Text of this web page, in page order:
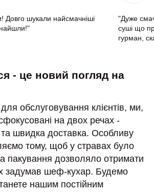
Довго шукали найсмачніші
"Дуже
суші що
гурман,
- це новий погляд на
обслуговування клієнтів, ми,
на двох речах -
та швидка доставка. Особливу
тому, щоб у стравах було
пакування дозволяло отримати
задумав шеф-кухар. Будемо
нашим постійним